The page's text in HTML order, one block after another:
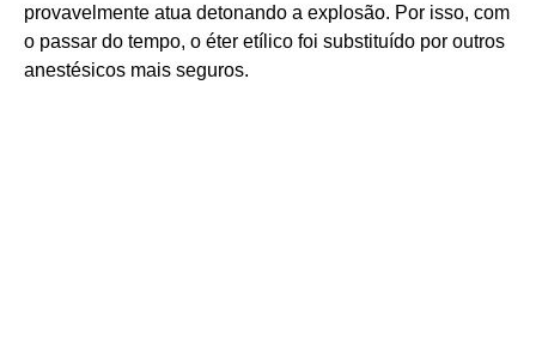
provavelmente atua detonando a explosão. Por isso, com
o passar do tempo, o éter etílico foi substituído por outros
anestésicos mais seguros.